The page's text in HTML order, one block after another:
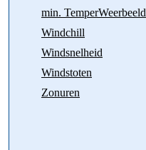
min. TemperWeerbeeld
Windchill
Windsnelheid
Windstoten
Zonuren